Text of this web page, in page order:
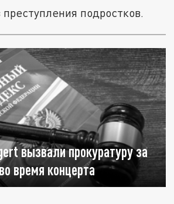
подростков.
вызвали прокуратуру за
время концерта